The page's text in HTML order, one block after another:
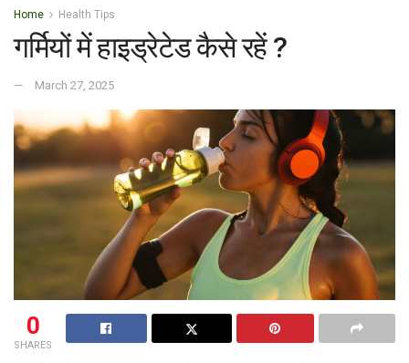
Home Health Tips
गर्मियों में हाइड्रेटेड कैसे रहें ?
March 27, 2025
0
SHARES